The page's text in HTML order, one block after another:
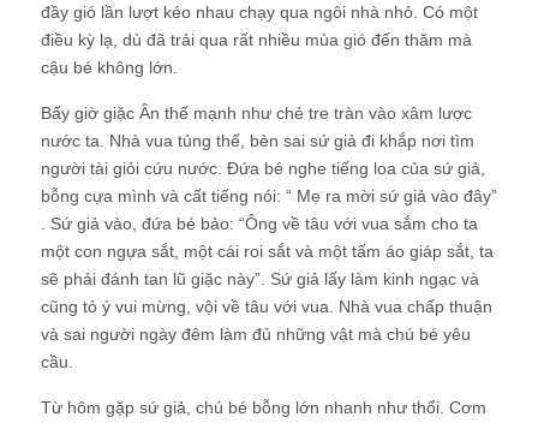
đầy gió lần lượt kéo nhau chạy qua ngôi nhà nhỏ. Có một
điều kỳ lạ, dù đã trải qua rất nhiều mùa gió đến thăm mà
cậu bé không lớn.
Bấy giờ giặc Ân thế mạnh như chẻ tre tràn vào xâm lược
nước ta. Nhà vua túng thế, bèn sai sứ giả đi khắp nơi tìm
người tài giỏi cứu nước. Đứa bé nghe tiếng loa của sứ giả,
bỗng cựa mình và cất tiếng nói: “ Mẹ ra mời sứ giả vào đây”
. Sứ giả vào, đứa bé bảo: “Ông về tâu với vua sắm cho ta
một con ngựa sắt, một cái roi sắt và một tấm áo giáp sắt, ta
sẽ phải đánh tan lũ giặc này”. Sứ giả lấy làm kinh ngạc và
cũng tỏ ý vui mừng, vội về tâu với vua. Nhà vua chấp thuận
và sai người ngày đêm làm đủ những vật mà chú bé yêu
cầu.
Từ hôm gặp sứ giả, chú bé bỗng lớn nhanh như thổi. Cơm